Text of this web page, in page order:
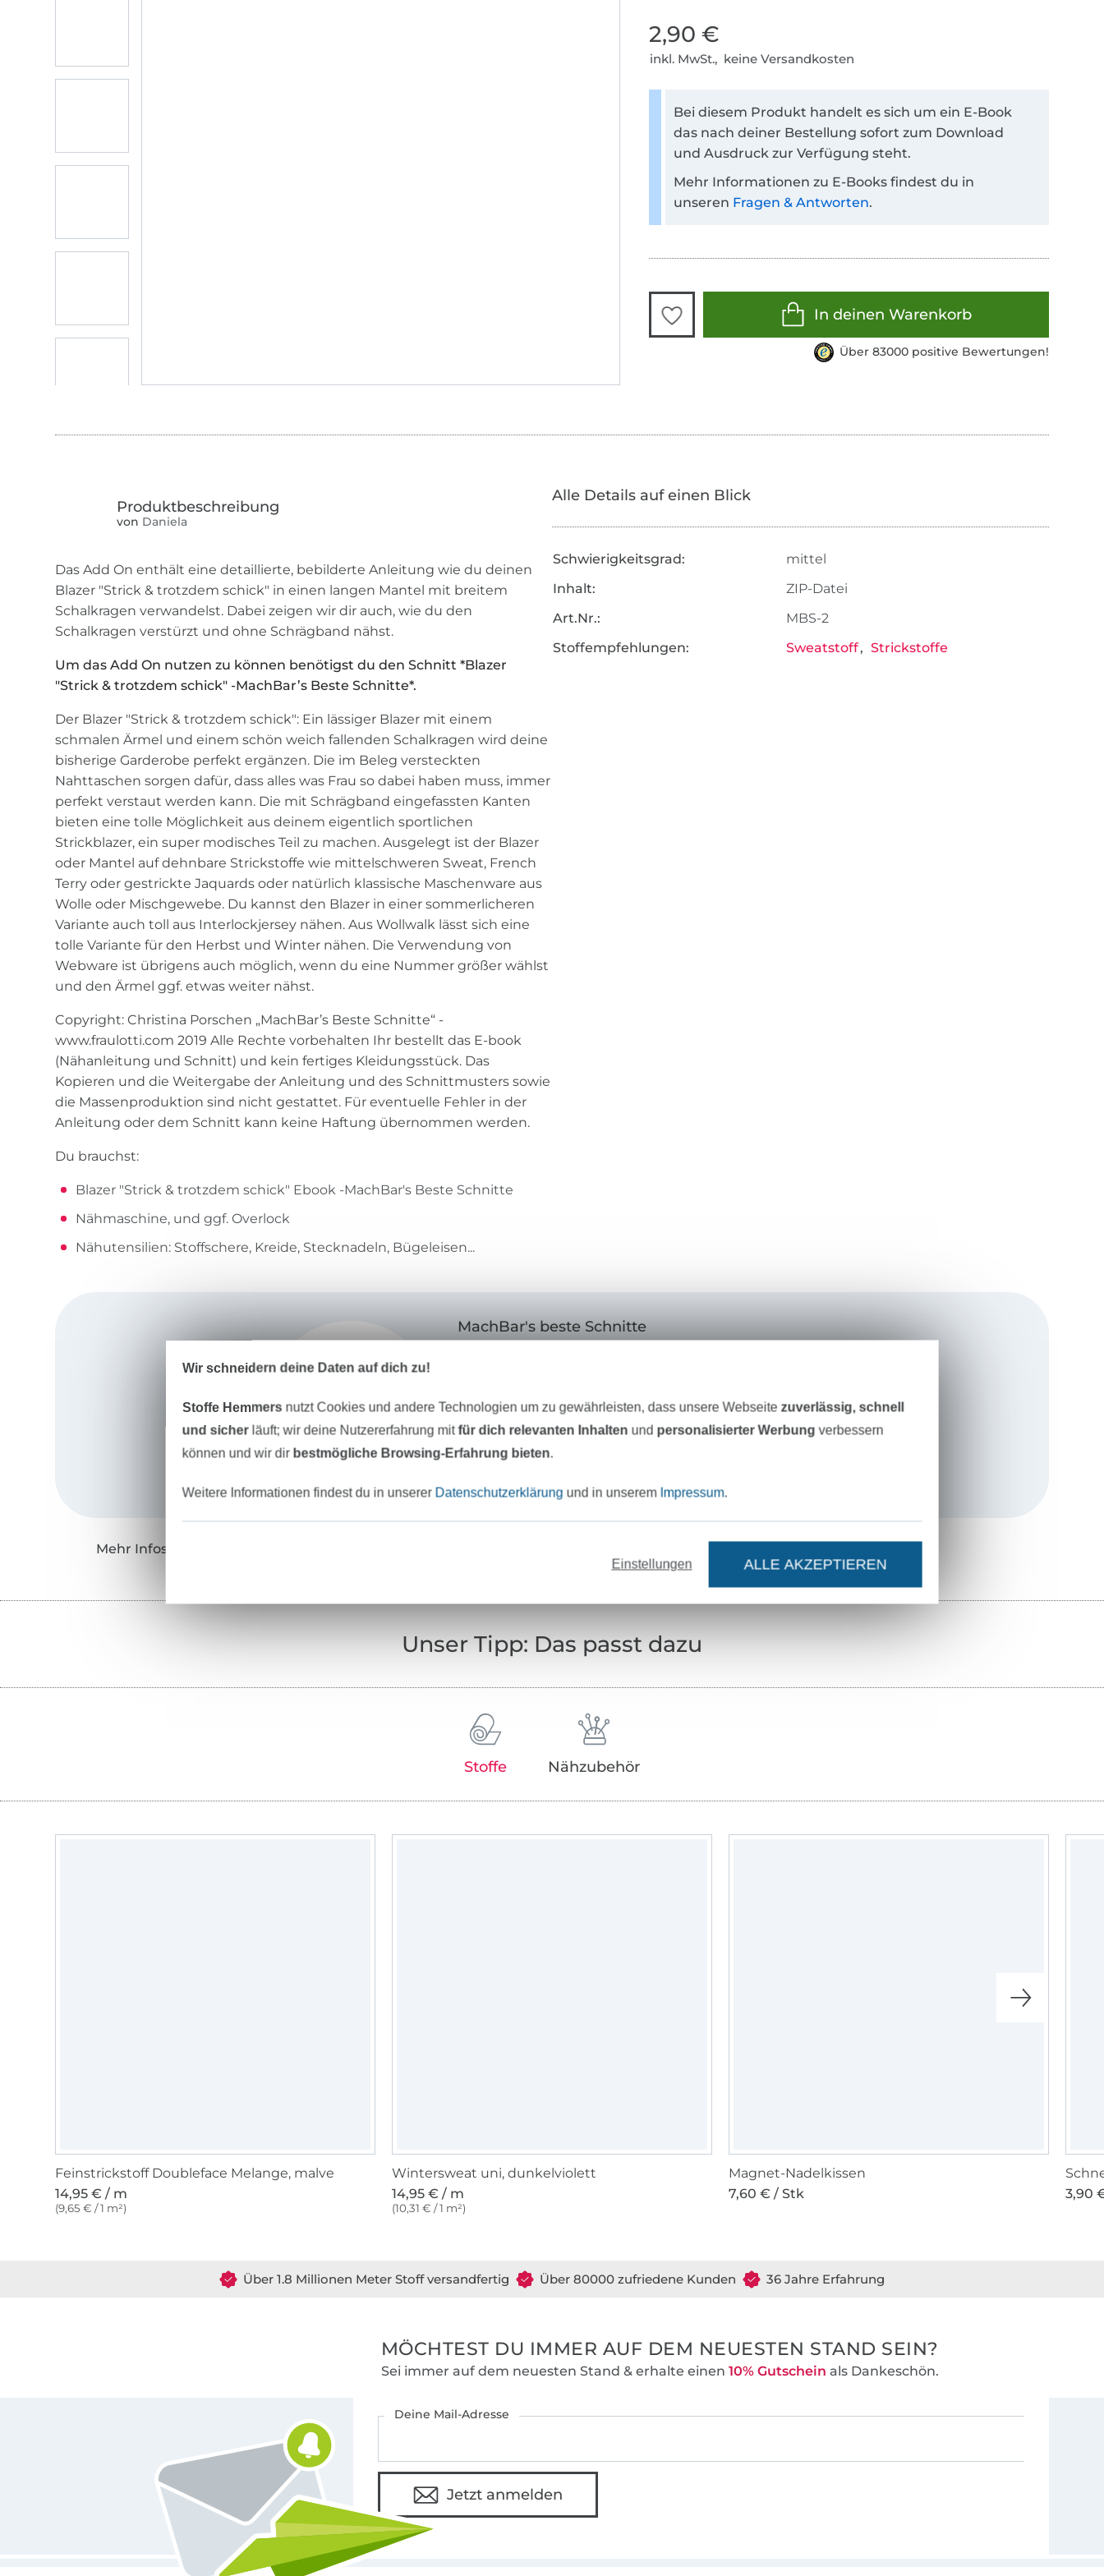
2,90 €
inkl. MwSt., keine Versandkosten
Bei diesem Produkt handelt es sich um ein E-Book
das nach deiner Bestellung sofort zum Download
und Ausdruck zur Verfügung steht.
Mehr Informationen zu E-Books findest du in
unseren Fragen & Antworten.
In deinen Warenkorb
Über 83000 positive Bewertungen!
von Daniela
Das Add On enthält eine detaillierte, bebilderte Anleitung wie du deinen
Blazer "Strick & trotzdem schick" in einen langen Mantel mit breitem
Schalkragen verwandelst. Dabei zeigen wir dir auch, wie du den
Schalkragen verstürzt und ohne Schrägband nähst.
Um das Add On nutzen zu können benötigst du den Schnitt *Blazer
"Strick & trotzdem schick" -MachBar’s Beste Schnitte*.
Der Blazer "Strick & trotzdem schick": Ein lässiger Blazer mit einem
schmalen Ärmel und einem schön weich fallenden Schalkragen wird deine
bisherige Garderobe perfekt ergänzen. Die im Beleg versteckten
Nahttaschen sorgen dafür, dass alles was Frau so dabei haben muss, immer
perfekt verstaut werden kann. Die mit Schrägband eingefassten Kanten
bieten eine tolle Möglichkeit aus deinem eigentlich sportlichen
Strickblazer, ein super modisches Teil zu machen. Ausgelegt ist der Blazer
oder Mantel auf dehnbare Strickstoffe wie mittelschweren Sweat, French
Terry oder gestrickte Jaquards oder natürlich klassische Maschenware aus
Wolle oder Mischgewebe. Du kannst den Blazer in einer sommerlicheren
Variante auch toll aus Interlockjersey nähen. Aus Wollwalk lässt sich eine
tolle Variante für den Herbst und Winter nähen. Die Verwendung von
Webware ist übrigens auch möglich, wenn du eine Nummer größer wählst
und den Ärmel ggf. etwas weiter nähst.
Copyright: Christina Porschen „MachBar’s Beste Schnitte“ -
www.fraulotti.com 2019 Alle Rechte vorbehalten Ihr bestellt das E-book
(Nähanleitung und Schnitt) und kein fertiges Kleidungsstück. Das
Kopieren und die Weitergabe der Anleitung und des Schnittmusters sowie
die Massenproduktion sind nicht gestattet. Für eventuelle Fehler in der
Anleitung oder dem Schnitt kann keine Haftung übernommen werden.
Du brauchst:
Blazer "Strick & trotzdem schick" Ebook -MachBar's Beste Schnitte
Nähmaschine, und ggf. Overlock
Nähutensilien: Stoffschere, Kreide, Stecknadeln, Bügeleisen...
Alle Details auf einen Blick
Schwierigkeitsgrad:
mittel
Inhalt:
ZIP-Datei
Art.Nr.:
MBS-2
Stoffempfehlungen:
Sweatstoff Strickstoffe
MachBar's beste Schnitte
Schnittmusterserie „MachBar’s Beste Schnitte“
Unsere Schnittmusterserie „MachBar’s Beste Schnitte“
Passform, die in jede Garderobe passen. Die Basis unserer
werden und so zu neuen Favoriten mutieren. Nähen statt
Die Schnitte sind sowohl für Näheinsteiger als auch alte
Nähhasen geeignet. Wir erklären alle Schritte ausführlich
unsere Schnitte nur als Papierschnitte, jetzt findet ihr hier
unsere E-Books. Wir wünschen dir viel Spaß mit
„MachBar’s Besten Schnitten“ und hoffen, dass du
Lieblingsteil zu kreieren und zu nähen, wie wir, in der
Mehr Infos zu "MachBar's beste Schnitte"
Unser Tipp: Das passt dazu
Stoffe Nähzubehör
Feinstrickstoff Doubleface Melange, malve
14,95 € / m
(9,65 € / 1 m²)
Wintersweat uni, dunkelviolett
14,95 € / m
(10,31 € / 1 m²)
Magnet-Nadelkissen
7,60 € / Stk
3,90
Über 1.8 Millionen Meter Stoff versandfertig Über 80000 zufriedene Kunden 36 Jahre Erfahrung
MÖCHTEST DU IMMER AUF DEM NEUESTEN STAND SEIN?
Sei immer auf dem neuesten Stand & erhalte einen 10% Gutschein als Dankeschön.
Deine Mail-Adresse
Jetzt anmelden
Wir schneidern deine Daten auf dich zu!
Stoffe Hemmers nutzt Cookies und andere Technologien um zu gewährleisten, dass unsere Webseitezuverlässig, schnell
und sicherläuft; wir deine Nutzererfahrung mitfür dich relevanten Inhalten und personalisierter Werbung verbessern
können und wir dir bestmögliche Browsing-Erfahrung bieten.
Weitere Informationen findest du in unserer Datenschutzerklärung und in unserem Impressum.
Einstellungen ALLE AKZEPTIEREN